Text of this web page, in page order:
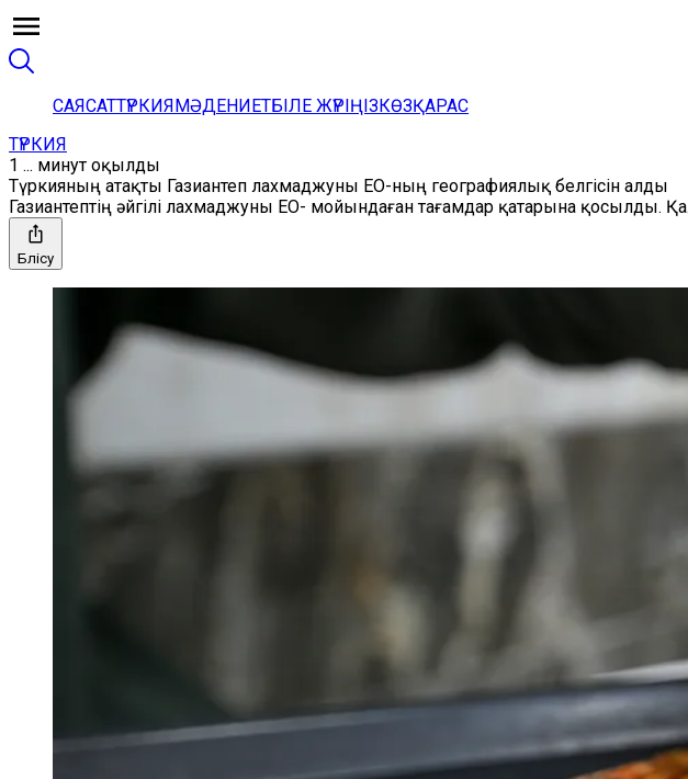
САЯСАТТҮРКИЯМӘДЕНИЕТБІЛЕ ЖҮРІҢІЗКӨЗҚАРАС
ТҮРКИЯ
1 ... минут оқылды
Түркияның атақты Газиантеп лахмаджуны ЕО-ның географиялық белгісін алды
Газиантептің әйгілі лахмаджуны ЕО- мойындаған тағамдар қатарына қосылды.
Бөлісу